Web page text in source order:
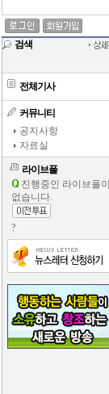
검색
전체기사
커뮤니티
공지사항
자료실
라이브폴
진행중인 라이브폴이
없습니다.
?